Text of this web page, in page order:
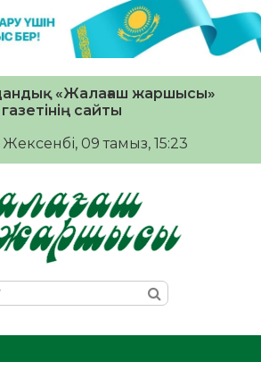
«Жалағаш жаршысы»
газетінің сайты
Жексенбі, 09 тамыз, 15:23